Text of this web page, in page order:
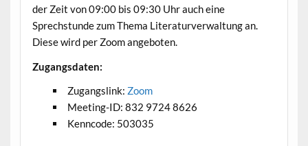
der Zeit von 09:00 bis 09:30 Uhr auch eine
Sprechstunde zum Thema Literaturverwaltung an.
Diese wird per Zoom angeboten.
Zugangsdaten:
Zugangslink: Zoom
Meeting-ID: 832 9724 8626
Kenncode: 503035